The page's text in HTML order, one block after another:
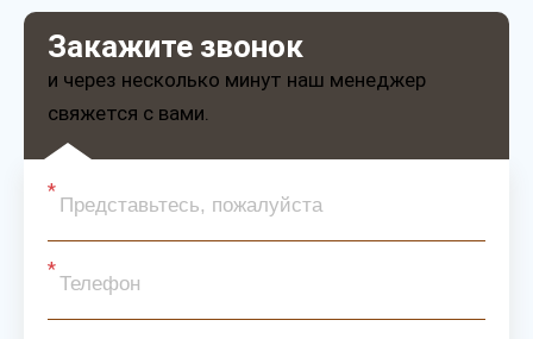
Закажите звонок
и через несколько минут наш менеджер
свяжется с вами.